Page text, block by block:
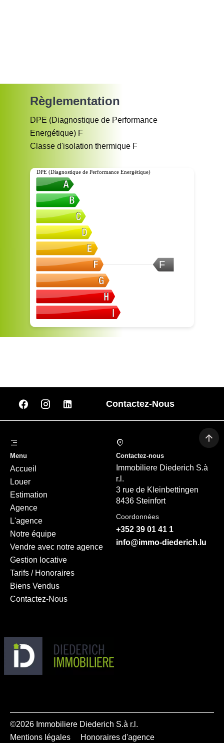
Règlementation
DPE (Diagnostique de Performance
Energétique) F
Classe d'isolation thermique F
F
DPE (Diagnostique de Performance Energétique)
Contactez-Nous
Menu
Accueil
Louer
Estimation
Agence
L'agence
Notre équipe
Vendre avec notre agence
Gestion locative
Tarifs / Honoraires
Biens Vendus
Contactez-Nous
Contactez-nous
Immobiliere Diederich S.à
r.l.
3 rue de Kleinbettingen
8436 Steinfort
Coordonnées
+352 39 01 41 1
info@immo-diederich.lu
©2026 Immobiliere Diederich S.à r.l.
Mentions légales
Honoraires d'agence